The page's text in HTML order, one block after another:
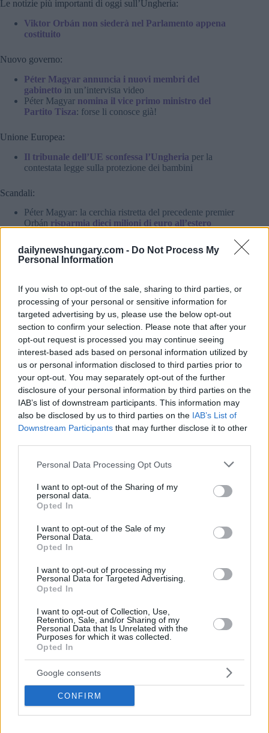
dailynewshungary.com - Do Not Process My
Personal Information
If you wish to opt-out of the sale, sharing to third parties, or
processing of your personal or sensitive information for
targeted advertising by us, please use the below opt-out
section to confirm your selection. Please note that after your
opt-out request is processed you may continue seeing
interest-based ads based on personal information utilized by
us or personal information disclosed to third parties prior to
your opt-out. You may separately opt-out of the further
disclosure of your personal information by third parties on the
IAB’s list of downstream participants. This information may
also be disclosed by us to third parties on the IAB’s List of
Downstream Participants that may further disclose it to other
Please note that this website/app uses one or more Google
not limited to your visit or usage behaviour. You may click to
grant or deny consent to Google and its third-party tags to
use your data for below specified purposes in below Google
consent section.
Personal Data Processing Opt Outs
I want to opt-out of the Sharing of my
personal data.
Opted In
I want to opt-out of the Sale of my
Personal Data.
Opted In
I want to opt-out of processing my
Personal Data for Targeted Advertising.
Opted In
I want to opt-out of Collection, Use,
Retention, Sale, and/or Sharing of my
Personal Data that Is Unrelated with the
Purposes for which it was collected.
Opted In
Google consents
CONFIRM
Le notizie più importanti di oggi sull’Ungheria:
Viktor Orbán non siederà nel Parlamento appena
costituito
Nuovo governo:
Péter Magyar annuncia i nuovi membri del
gabinetto in un’intervista video
Péter Magyar nomina il vice primo ministro del
Partito Tisza: forse li conosce già!
Unione Europea:
Il tribunale dell’UE sconfessa l’Ungheria per la
contestata legge sulla protezione dei bambini
Scandali:
Péter Magyar: la cerchia ristretta del precedente premier
Orbán risparmia dieci milioni di euro all’estero
di proprietà di
della famiglia Orbán
Si iscriva al briefing di Daily News Hungary e non perda mai
più una notizia importante!Si iscriva alla nostra newsletter
quotidiana qui ←
Legga il nostro ultimo Weekly Briefing qui sotto!
Briefing settimanale sull’Ungheria: Un quadro più chiaro del
prossimo governo dell’Ungheria – 25 aprile 2026 di The
Hungary Insider
da Daily News Hungary
categoria notizie rapide
Leave a Reply
Your email address will not be published.
*
Website
Add Comment*